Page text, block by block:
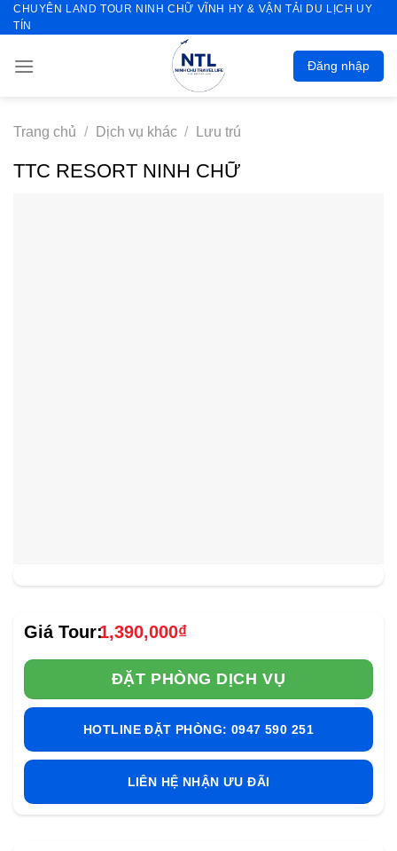
Skip
to
CHUYÊN LAND TOUR NINH CHỮ VĨNH HY & VẬN TẢI DU LỊCH UY
TÍN
Đăng nhập
Trang chủ / Dịch vụ khác / Lưu trú
TTC RESORT NINH CHỮ
1,390,000₫
ĐẶT PHÒNG DỊCH VỤ
HOTLINE ĐẶT PHÒNG: 0947 590 251
LIÊN HỆ NHẬN ƯU ĐÃI